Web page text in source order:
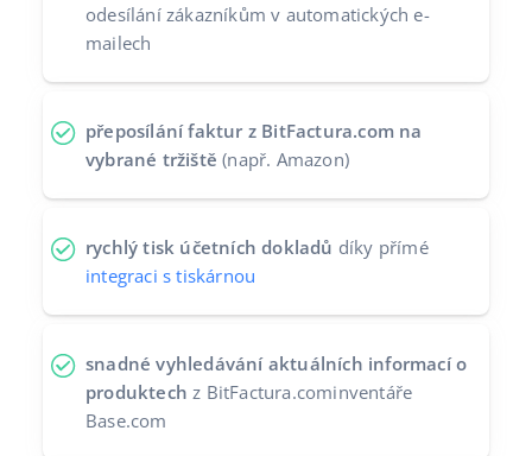
odesílání zákazníkům v automatických e-
mailech
přeposílání faktur z BitFactura.com na
vybrané tržiště (např. Amazon)
rychlý tisk účetních dokladů díky přímé
integraci s tiskárnou
snadné vyhledávání aktuálních informací o
produktechz BitFactura.cominventáře
Base.com